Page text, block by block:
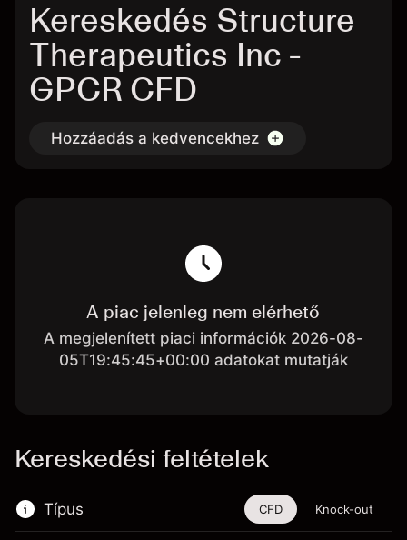
Kereskedés Structure
Therapeutics Inc -
GPCR CFD
Hozzáadás a kedvencekhez
A piac jelenleg nem elérhető
A megjelenített piaci információk 2026-08-
05T19:45:45+00:00 adatokat mutatják
Kereskedési feltételek
Típus CFD Knock-out